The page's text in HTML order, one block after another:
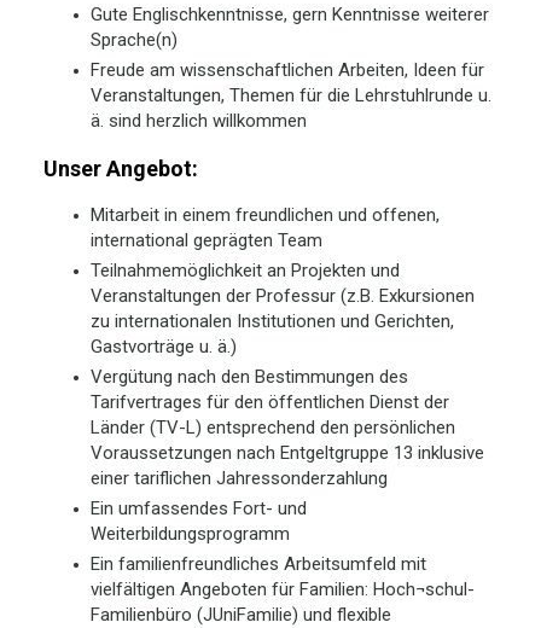
Gute Englischkenntnisse, gern Kenntnisse weiterer
Sprache(n)
Freude am wissenschaftlichen Arbeiten, Ideen für
Veranstaltungen, Themen für die Lehrstuhlrunde u.
ä. sind herzlich willkommen
Unser Angebot:
Mitarbeit in einem freundlichen und offenen,
international geprägten Team
Teilnahmemöglichkeit an Projekten und
Veranstaltungen der Professur (z.B. Exkursionen
zu internationalen Institutionen und Gerichten,
Gastvorträge u. ä.)
Vergütung nach den Bestimmungen des
Tarifvertrages für den öffentlichen Dienst der
Länder (TV-L) entsprechend den persönlichen
Voraussetzungen nach Entgeltgruppe 13 inklusive
einer tariflichen Jahressonderzahlung
Ein umfassendes Fort- und
Weiterbildungsprogramm
Ein familienfreundliches Arbeitsumfeld mit
vielfältigen Angeboten für Familien: Hoch¬schul-
Familienbüro (JUniFamilie) und flexible